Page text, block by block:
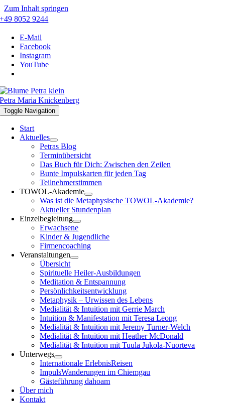
Zum Inhalt springen
+49 8052 9244
E-Mail
Facebook
Instagram
YouTube
Petra Maria Knickenberg
Toggle Navigation
Start
Aktuelles
Petras Blog
Terminübersicht
Das Buch für Dich: Zwischen den Zeilen
Bunte Impulskarten für jeden Tag
Teilnehmerstimmen
TOWOL-Akademie
Was ist die Metaphysische TOWOL-Akademie?
Aktueller Stundenplan
Einzelbegleitung
Erwachsene
Kinder & Jugendliche
Firmencoaching
Veranstaltungen
Übersicht
Spirituelle Heiler-Ausbildungen
Meditation & Entspannung
Persönlichkeitsentwicklung
Metaphysik – Urwissen des Lebens
Medialität & Intuition mit Gerrie March
Intuition & Manifestation mit Teresa Leong
Medialität & Intuition mit Jeremy Turner-Welch
Medialität & Intuition mit Heather McDonald
Medialität & Intuition mit Tuula Jukola-Nuorteva
Unterwegs
Internationale ErlebnisReisen
ImpulsWanderungen im Chiemgau
Gästeführung dahoam
Über mich
Kontakt